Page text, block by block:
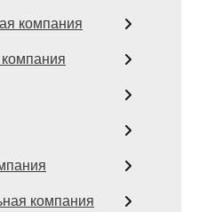
компания
компания